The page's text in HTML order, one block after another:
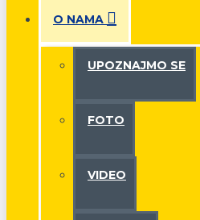
O NAMA
UPOZNAJMO SE
FOTO
VIDEO